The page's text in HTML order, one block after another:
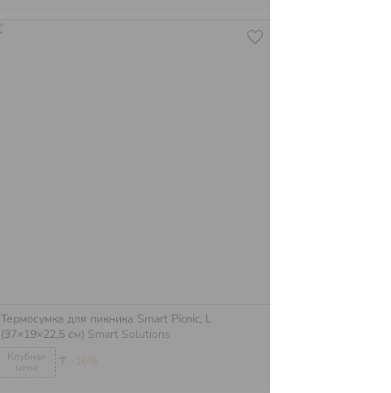
₸ -16%
Термосумка для пикника Smart Picnic, L
(37×19×22,5 см) Smart Solutions